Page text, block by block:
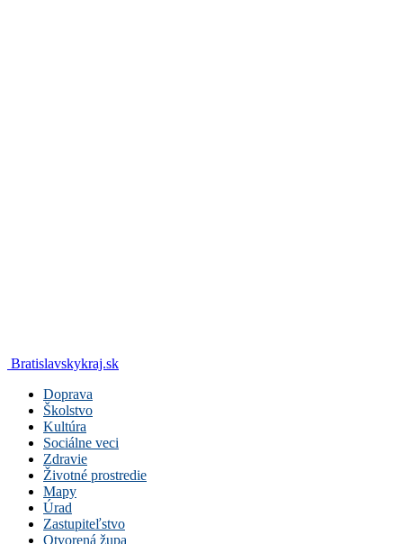
Bratislavskykraj.sk
Doprava
Školstvo
Kultúra
Sociálne veci
Zdravie
Životné prostredie
Mapy
Úrad
Zastupiteľstvo
Otvorená župa